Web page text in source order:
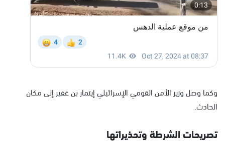
وكما وصل وزير الأمن القومي الإسرائيلي إيتمار بن غفير إلى مكان
الحادث.
تصريحات الشرطة وتحذيراتها